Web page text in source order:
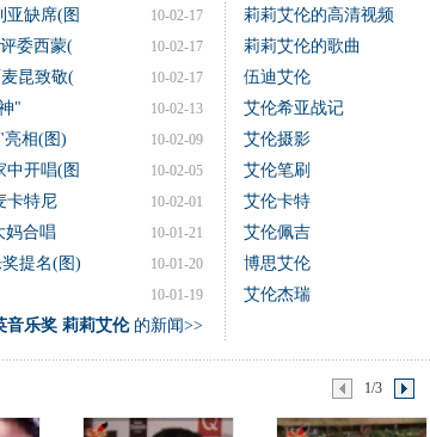
10-02-17
亚缺席(图
10-02-17
委西蒙(
10-02-17
昆致敬(
10-02-13
"
10-02-09
亮相(图)
10-02-05
中开唱(图
10-02-01
卡特尼
10-01-21
妈合唱
10-01-20
提名(图)
10-01-19
音乐奖 莉莉艾伦的新闻>>
莉莉艾伦的高清视频
莉莉艾伦的歌曲
伍迪艾伦
艾伦希亚战记
艾伦摄影
艾伦笔刷
艾伦卡特
艾伦佩吉
博思艾伦
艾伦杰瑞
1/3